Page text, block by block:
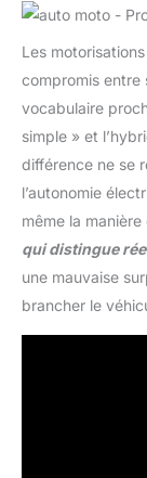
Les
compromis entre
vocabulaire
simple » et
différence ne se
l’autonomie
même la
qui distingue
une mauvaise
brancher le